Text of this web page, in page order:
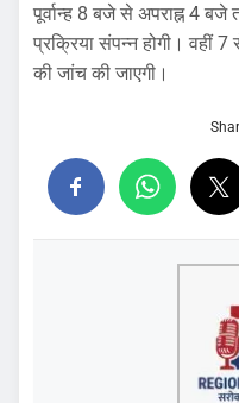
पूर्वान्ह 8 बजे से अपराह्न 4
प्रक्रिया संपन्न होगी। वहीं
की जांच की जाएगी।